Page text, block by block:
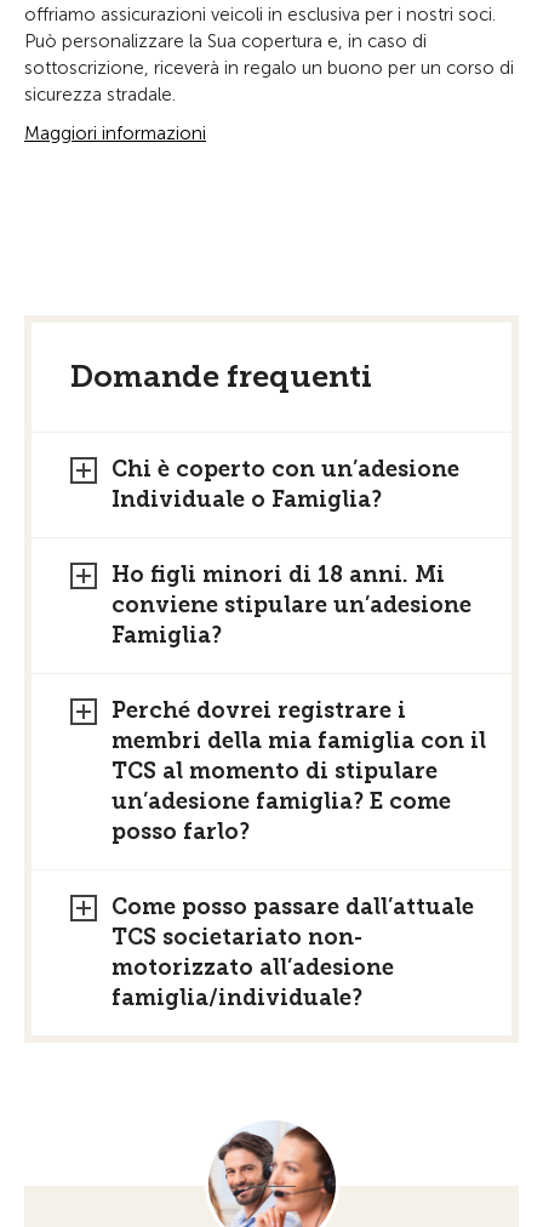
offriamo assicurazioni veicoli in esclusiva per i nostri soci.
Può personalizzare la Sua copertura e, in caso di
sottoscrizione, riceverà in regalo un buono per un corso di
sicurezza stradale.
Maggiori informazioni
Domande frequenti
Chi è coperto con un’adesione
Individuale o Famiglia?
Ho figli minori di 18 anni. Mi
conviene stipulare un’adesione
Famiglia?
Perché dovrei registrare i
membri della mia famiglia con il
TCS al momento di stipulare
un’adesione famiglia? E come
posso farlo?
Come posso passare dall’attuale
TCS societariato non-
motorizzato all’adesione
famiglia/individuale?